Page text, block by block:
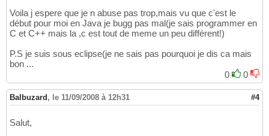
14
15
16
18
19
21
22
24
public Fenetre(){
this.setTitle("Application de
.setDefaultCloseOperation(
this.setLocationRelativeTo(null
            pan.add
Voila j espere que je n abuse pas trop,mais vu que c'est le
début pour moi en Java je bugg pas mal(je sais programmer en
C et C++ mais la ,c est tout de meme un peu différent!)
P.S je suis sous eclipse(je ne sais pas pourquoi je dis ca mais
bon ...
0
0
Balbuzard , le 11/09/2008 à 12h31 #4
Salut,